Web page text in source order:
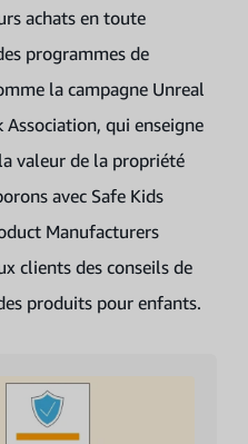
achats en toute
programmes de
la campagne Unreal
qui enseigne
valeur de la propriété
avec Safe Kids
Manufacturers
clients des conseils de
produits pour enfants.